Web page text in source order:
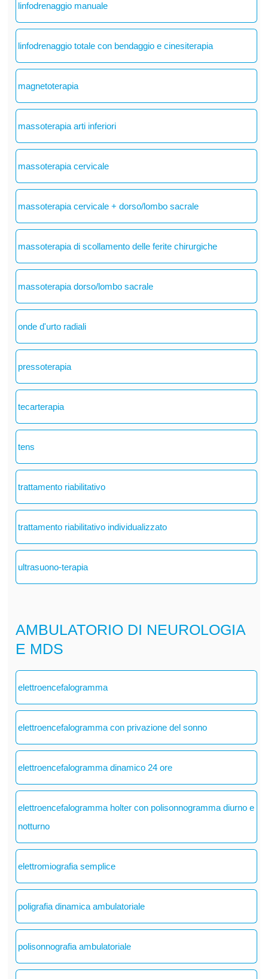
linfodrenaggio manuale
linfodrenaggio totale con bendaggio e cinesiterapia
magnetoterapia
massoterapia arti inferiori
massoterapia cervicale
massoterapia cervicale + dorso/lombo sacrale
massoterapia di scollamento delle ferite chirurgiche
massoterapia dorso/lombo sacrale
onde d'urto radiali
pressoterapia
tecarterapia
tens
trattamento riabilitativo
trattamento riabilitativo individualizzato
ultrasuono-terapia
AMBULATORIO DI NEUROLOGIA
E MDS
elettroencefalogramma
elettroencefalogramma con privazione del sonno
elettroencefalogramma dinamico 24 ore
elettroencefalogramma holter con polisonnogramma diurno e
notturno
elettromiografia semplice
poligrafia dinamica ambulatoriale
polisonnografia ambulatoriale